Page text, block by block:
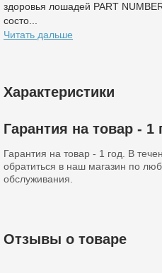
здоровья лошадей PART
состо...
Читать дальше
Характеристики
Гарантия на товар - 1
Гарантия на товар - 1 год. В
обратиться в наш магазин по
обслуживания.
Отзывы о товаре